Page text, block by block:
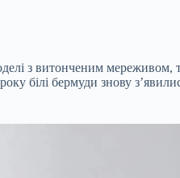
з витонченим мереживом,
білі бермуди знову